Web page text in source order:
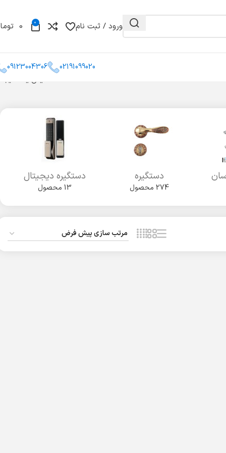
ورود / ثبت نام 0
0
02191099020
09123004306
نمایش یک نتیجه
دستگیره
274 محصول
دستگیره دیجیتال
13 محصول